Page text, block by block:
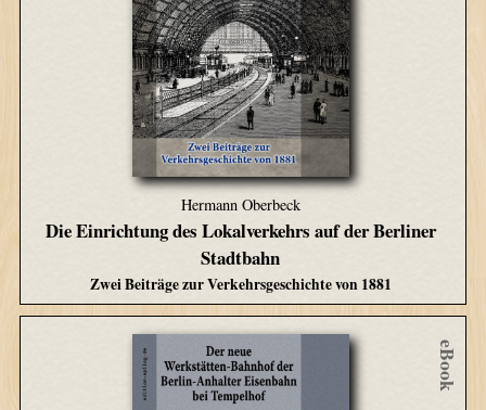
Hermann Oberbeck
Die Einrichtung des Lokalverkehrs auf der Berliner
Stadtbahn
Zwei Beiträge zur Verkehrsgeschichte von 1881
eBook